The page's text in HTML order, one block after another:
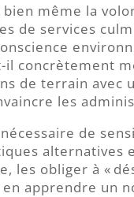
même la
de services
il concrètement
de terrain avec
les
de
alternatives
les obliger à «
apprendre un